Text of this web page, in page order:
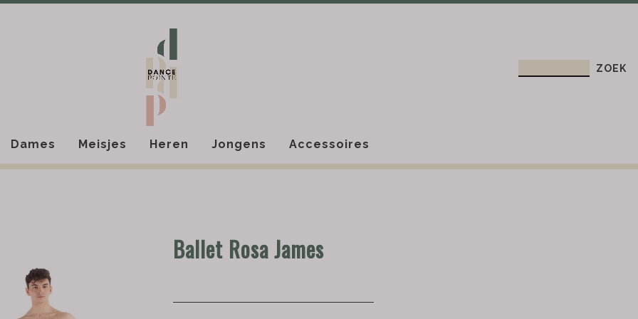
Dames Meisjes Heren Jongens Accessoires
Ballet Rosa James